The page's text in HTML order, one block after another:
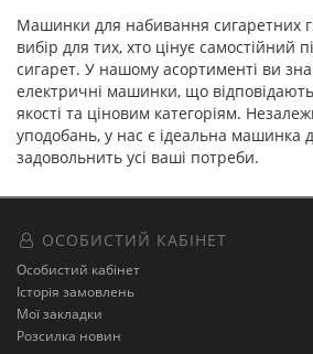
Машинки для набивання сигаретних
вибір для тих, хто цінує самостійний
сигарет. У нашому асортименті ви
електричні машинки, що
якості та ціновим категоріям.
уподобань, у нас є ідеальна машинка
задовольнить усі ваші потреби.
ОСОБИСТИЙ КАБІНЕТ
Особистий кабінет
Історія замовлень
Мої закладки
Розсилка новин